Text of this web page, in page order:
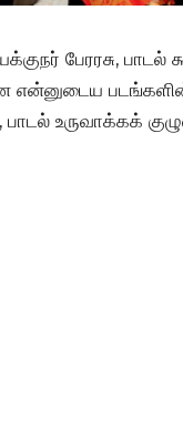
பேரரசு, பாடல்
என்னுடைய
உருவாக்கக்